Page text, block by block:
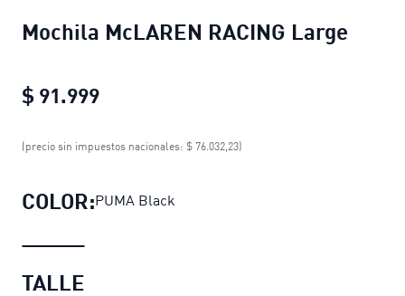
Mochila McLAREN RACING Large
$ 91.999
Mochila McLAREN RACING Large
(precio sin impuestos nacionales: $ 76.032,23)
COLOR:PUMA Black
TALLE